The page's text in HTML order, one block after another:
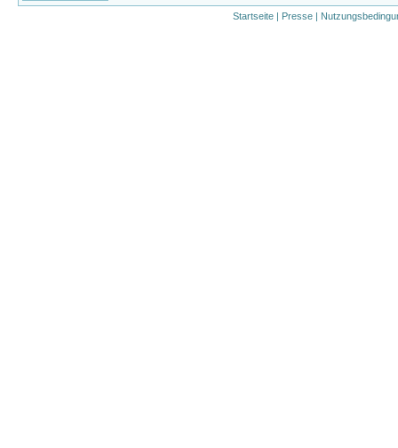
Startseite | Presse |